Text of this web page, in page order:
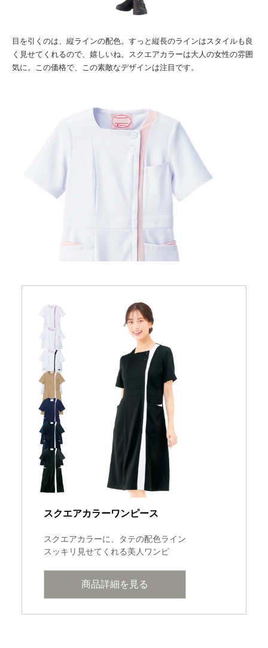
目を引くのは、縦ラインの配色。 すっと縦長のラインはスタイルも良
く見せてくれるので、嬉しいね。
スクエアカラーは大人の女性の雰囲
気に。
この価格で、この素敵なデザインは注目です。
スクエアカラーワンピース
スクエアカラーに、タテの配色ライン
スッキリ見せてくれる美人ワンピ
商品詳細を見る